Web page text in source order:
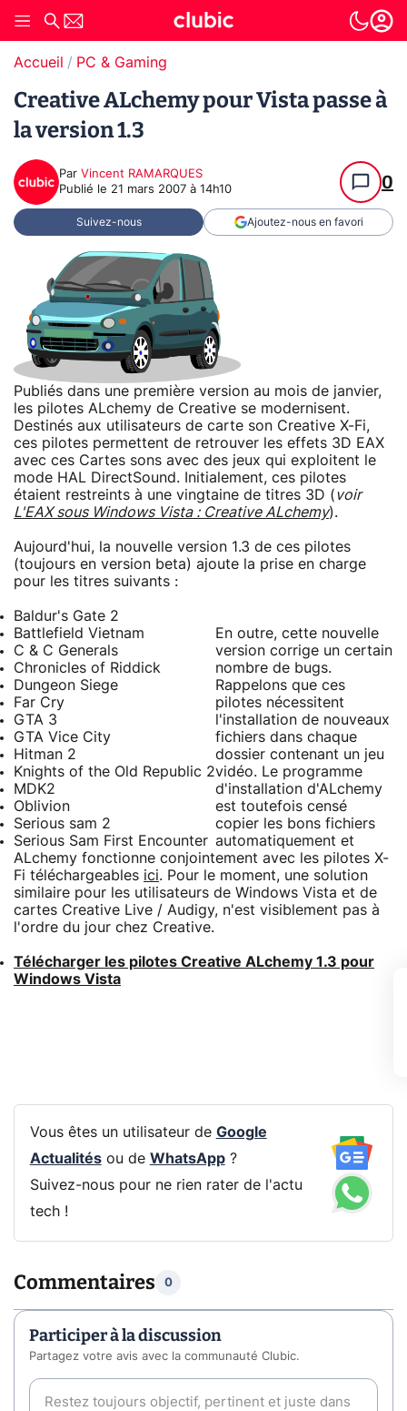
Accueil PC & Gaming
Creative ALchemy pour Vista passe à
la version 1.3
Par Vincent RAMARQUES
Publié le 21 mars 2007 à 14h10 0
Suivez-nous Ajoutez-nous en favori
Publiés dans une première version au mois de janvier,
les pilotes ALchemy de Creative se modernisent.
Destinés aux utilisateurs de carte son Creative X-Fi,
ces pilotes permettent de retrouver les effets 3D EAX
avec ces Cartes sons avec des jeux qui exploitent le
mode HAL DirectSound. Initialement, ces pilotes
étaient restreints à une vingtaine de titres 3D (voir
L'EAX sous Windows Vista : Creative ALchemy).
Aujourd'hui, la nouvelle version 1.3 de ces pilotes
(toujours en version beta) ajoute la prise en charge
pour les titres suivants :
Baldur's Gate 2
Battlefield Vietnam
C & C Generals
Chronicles of Riddick
Dungeon Siege
Far Cry
GTA 3
GTA Vice City
Hitman 2
Knights of the Old Republic 2
MDK2
Oblivion
Serious sam 2
Serious Sam First Encounter
En outre, cette nouvelle
version corrige un certain
nombre de bugs.
Rappelons que ces
pilotes nécessitent
l'installation de nouveaux
fichiers dans chaque
dossier contenant un jeu
vidéo. Le programme
d'installation d'ALchemy
est toutefois censé
copier les bons fichiers
automatiquement et
ALchemy fonctionne conjointement avec les pilotes X-
Fi téléchargeables ici. Pour le moment, une solution
similaire pour les utilisateurs de Windows Vista et de
cartes Creative Live / Audigy, n'est visiblement pas à
l'ordre du jour chez Creative.
Télécharger les pilotes Creative ALchemy 1.3 pour
Windows Vista
Vous êtes un utilisateur de Google
Actualitésou de WhatsApp?
Suivez-nous pour ne rien rater de l'actu
tech !
Commentaires 0
Participer à la discussion
Partagez votre avis avec la communauté Clubic.